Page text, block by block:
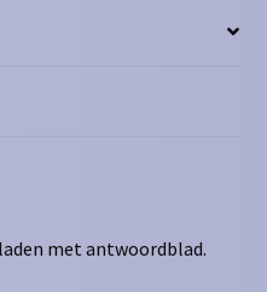
met antwoordblad.